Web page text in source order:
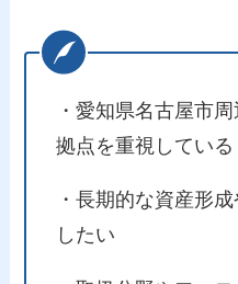
・愛知県名古屋市
拠点を重視している
・長期的な資産形
したい